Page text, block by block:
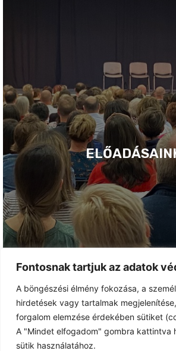
Fontosnak tartjuk az adatok
A böngészési élmény fokozása, a
hirdetések vagy tartalmak
forgalom elemzése érdekében sütiket
A "Mindet elfogadom" gombra kattintva
sütik használatához.